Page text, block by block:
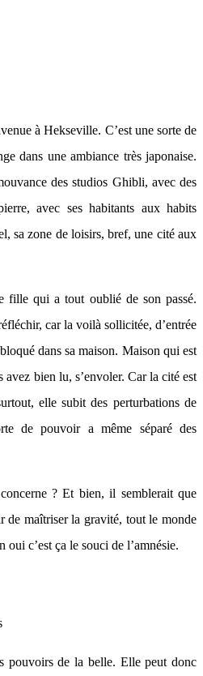
à Hekseville. C’est une sorte de
dans une ambiance très japonaise.
des studios Ghibli, avec des
avec ses habitants aux habits
sa zone de loisirs, bref, une cité aux
fille qui a tout oublié de son passé.
car la voilà sollicitée, d’entrée
dans sa maison. Maison qui est
avez bien lu, s’envoler. Car la cité est
elle subit des perturbations de
de pouvoir a même séparé des
? Et bien, il semblerait que
de maîtriser la gravité, tout le monde
oui c’est ça le souci de l’amnésie.
pouvoirs de la belle. Elle peut donc